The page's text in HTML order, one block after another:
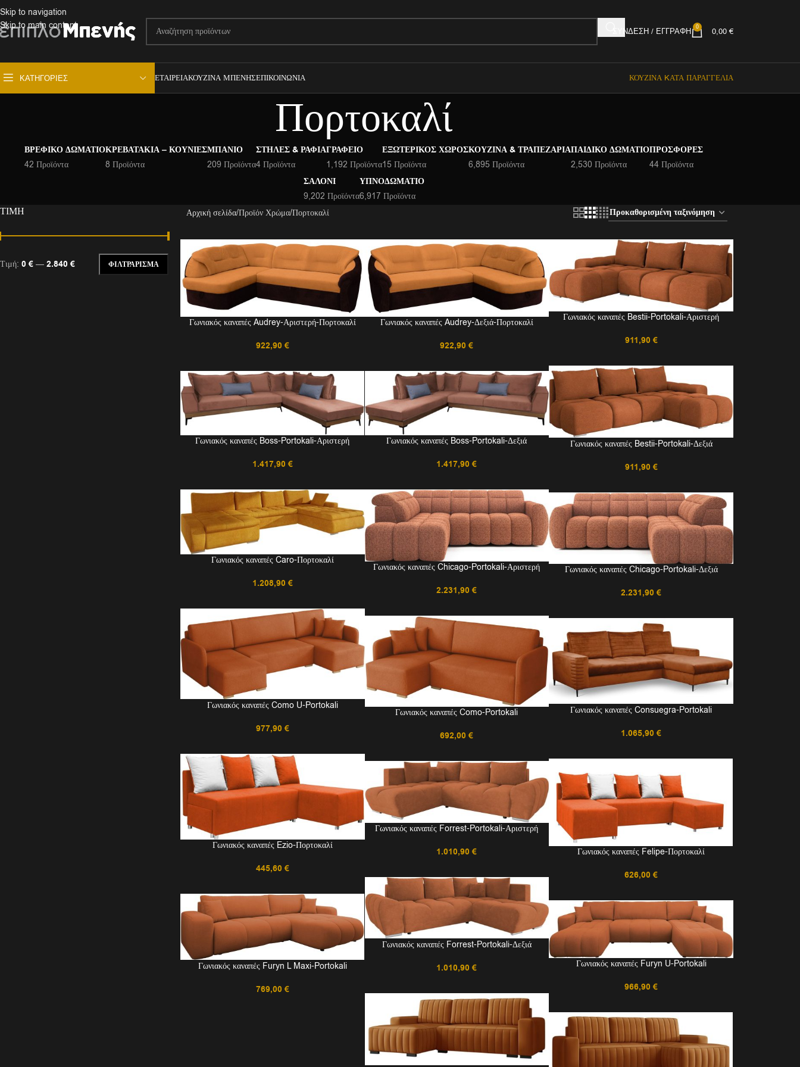
Skip to navigation
Skip to main content
ΣΎΝΔΕΣΗ / ΕΓΓΡΑΦΉ 0 0,00 €
ΚΑΤΗΓΟΡΊΕΣ ΕΤΑΙΡΕΊΑΚΟΥΖΊΝΑ ΜΠΕΝΉΣΕΠΙΚΟΙΝΩΝΊΑ ΚΟΥΖΊΝΑ KΑΤΆ ΠΑΡΑΓΓΕΛΊΑ
Πορτοκαλί
ΒΡΕΦΙΚΌ ΔΩΜΆΤΙΟ
42 Προϊόντα
ΚΡΕΒΑΤΆΚΙΑ – ΚΟΎΝΙΕΣ
8 Προϊόντα
ΜΠΆΝΙΟ
209 Προϊόντα
ΣΤΉΛΕΣ & ΡΆΦΙΑ
4 Προϊόντα
ΓΡΑΦΕΊΟ
1,192 Προϊόντα
ΕΞΩΤΕΡΙΚΌΣ ΧΏΡΟΣ
15 Προϊόντα
ΚΟΥΖΊΝΑ & ΤΡΑΠΕΖΑΡΊΑ
6,895 Προϊόντα
ΠΑΙΔΙΚΌ ΔΩΜΆΤΙΟ
2,530 Προϊόντα
ΠΡΟΣΦΟΡΈΣ
44 Προϊόντα
ΣΑΛΌΝΙ
9,202 Προϊόντα
ΥΠΝΟΔΩΜΆΤΙΟ
6,917 Προϊόντα
ΤΙΜΉ
ΦΙΛΤΡΆΡΙΣΜΑ
Τιμή: 0 € — 2.840 €
Αρχική σελίδα Προϊόν Χρώμα Πορτοκαλί
Γωνιακός καναπές Audrey-Αριστερή-Πορτοκαλί
922,90 €
Γωνιακός καναπές Audrey-Δεξιά-Πορτοκαλί
922,90€
Γωνιακός καναπές Bestii-Portokali-Αριστερή
911,90 €
Γωνιακός καναπές Bestii-Portokali-Δεξιά
911,90 €
Γωνιακός καναπές Boss-Portokali-Αριστερή
1.417,90 €
Γωνιακός καναπές Boss-Portokali-Δεξιά
1.417,90€
Γωνιακός καναπές Caro-Πορτοκαλί
1.208,90 €
Γωνιακός καναπές Chicago-Portokali-Αριστερή
2.231,90€
Γωνιακός καναπές Chicago-Portokali-Δεξιά
2.231,90€
Γωνιακός καναπές Como U-Portokali
977,90 €
Γωνιακός καναπές Como-Portokali
692,00€
Γωνιακός καναπές Consuegra-Portokali
1.065,90€
Γωνιακός καναπές Ezio-Πορτοκαλί
445,60 €
Γωνιακός καναπές Felipe-Πορτοκαλί
626,00€
Γωνιακός καναπές Forrest-Portokali-Αριστερή
1.010,90€
Γωνιακός καναπές Forrest-Portokali-Δεξιά
1.010,90€
Γωνιακός καναπές Furyn L Maxi-Portokali
769,00 €
Γωνιακός καναπές Furyn U-Portokali
966,90€